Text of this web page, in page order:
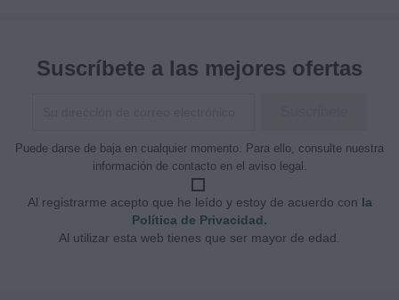
Suscríbete a las mejores ofertas
Puede darse de baja en cualquier momento. Para ello, consulte nuestra
información de contacto en el aviso legal.
Al registrarme acepto que he leído y estoy de acuerdo con la
Política de Privacidad.
Al utilizar esta web tienes que ser mayor de edad.